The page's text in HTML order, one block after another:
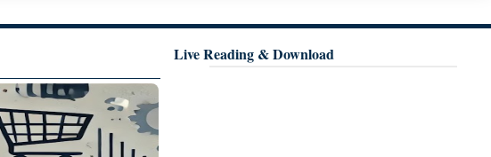
Live Reading & Download